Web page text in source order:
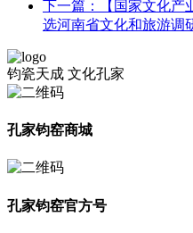
下一篇：【国家文化
选河南省文化和旅游调
钧瓷天成 文化孔家
孔家钧窑商城
孔家钧窑官方号